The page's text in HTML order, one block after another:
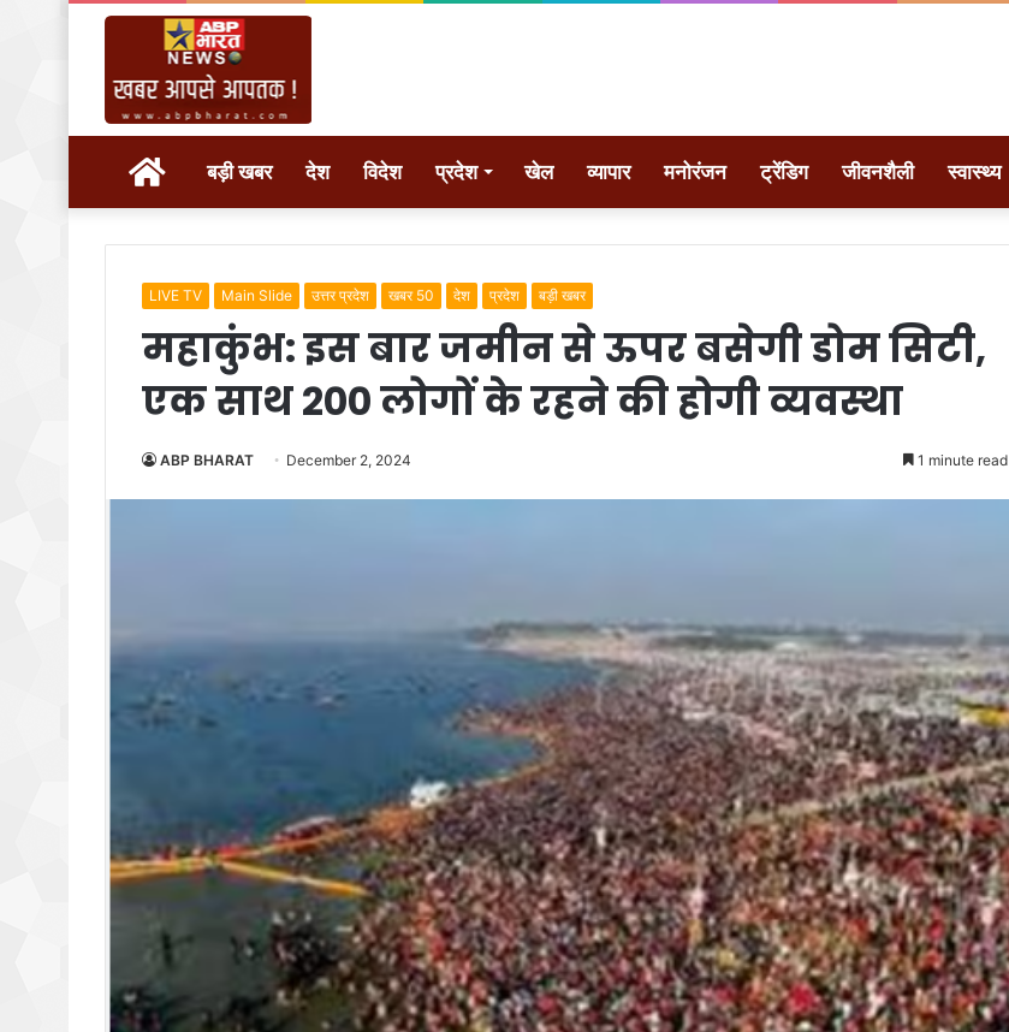
होम बड़ी खबर देश विदेश प्रदेश खेल व्यापार मनोरंजन ट्रेंडिग जीवनशैली स्वास्थ्य
LIVE TV Main Slide उत्तर प्रदेश खबर 50 देश प्रदेश बड़ी खबर
महाकुंभ: इस बार जमीन से ऊपर बसेगी डोम सिटी,
एक साथ 200 लोगों के रहने की होगी व्यवस्था
ABP BHARAT December 2, 2024 1 minute read